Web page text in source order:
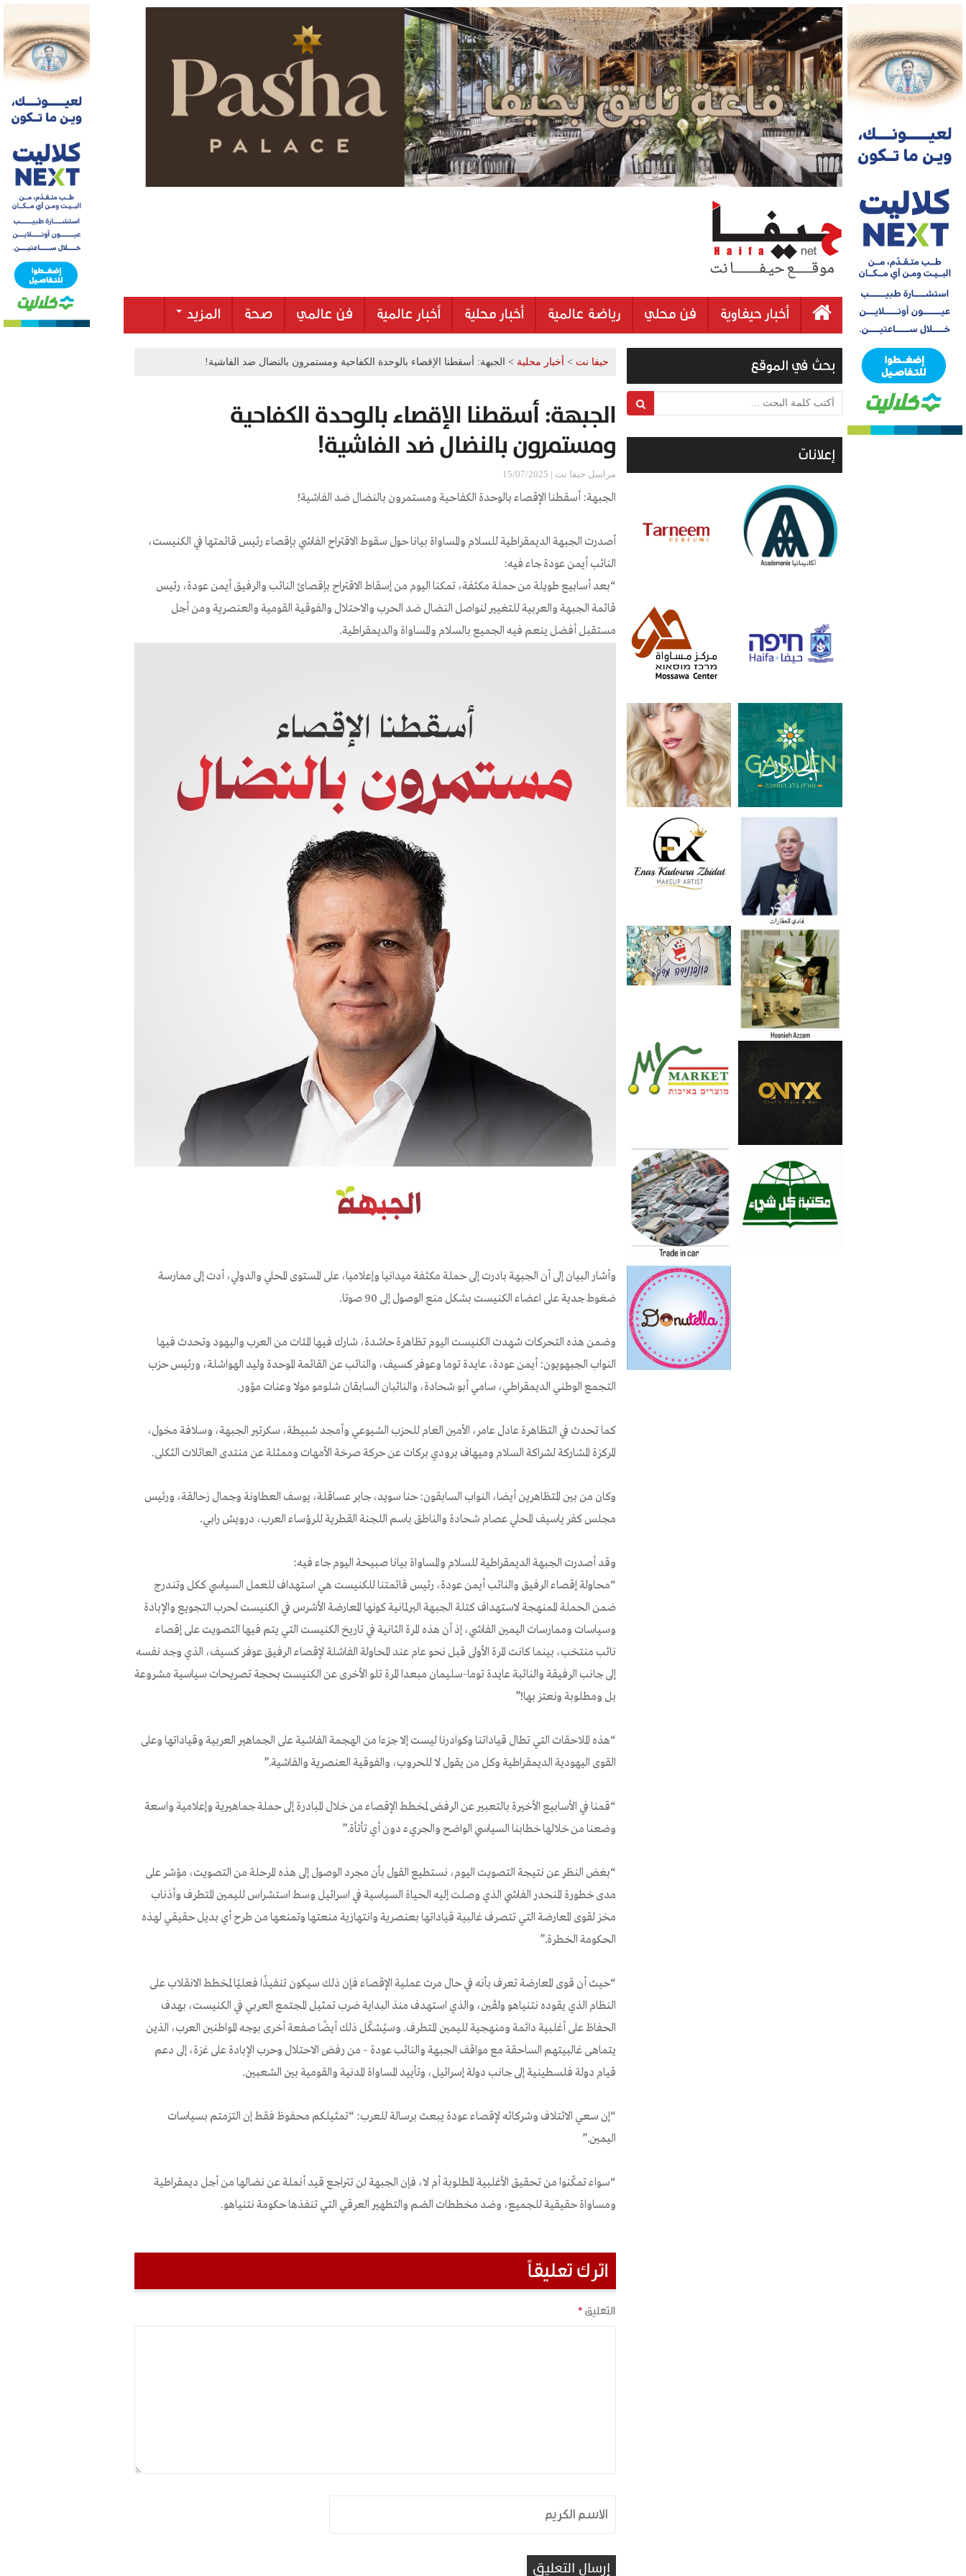
أخبار حيفاوية فن محلي رياضة عالمية أخبار محلية أخبار عالمية فن عالمي صحة المزيد
حيفا نت > أخبار محلية > الجبهة: أسقطنا الإقصاء بالوحدة الكفاحية ومستمرون بالنضال ضد الفاشية!
الجبهة: أسقطنا الإقصاء بالوحدة الكفاحية
ومستمرون بالنضال ضد الفاشية!
مراسل حيفا نت | 15/07/2025
الجبهة: أسقطنا الإقصاء بالوحدة الكفاحية ومستمرون بالنضال ضد الفاشية!
أصدرت الجبهة الديمقراطية للسلام والمساواة بيانا حول سقوط الاقتراح الفاشي بإقصاء رئيس قائمتها في الكنيست،
النائب أيمن عودة جاء فيه:
“بعد أسابيع طويلة من حملة مكثفة، تمكنا اليوم من إسقاط الاقتراح بإقصائ النائب والرفيق أيمن عودة، رئيس
قائمة الجبهة والعربية للتغيير لنواصل النضال ضد الحرب والاحتلال والفوقية القومية والعنصرية ومن أجل
مستقبل أفضل ينعم فيه الجميع بالسلام والمساواة والديمقراطية.
وأشار البيان إلى أن الجبهة بادرت إلى حملة مكثفة ميدانيا وإعلاميا، على المستوى المحلي والدولي، أدت إلى ممارسة
ضغوط جدية على اعضاء الكنيست بشكل منع الوصول إلى 90 صوتا.
وضمن هذه التحركات شهدت الكنيست اليوم تظاهرة حاشدة، شارك فيها المئات من العرب واليهود وتحدث فيها
النواب الجبهويون: أيمن عودة، عايدة توما وعوفر كسيف، والنائب عن القائمة الموحدة وليد الهواشلة، ورئيس حزب
التجمع الوطني الديمقراطي، سامي أبو شحادة، والنائبان السابقان شلومو مولا وعنات مؤور.
كما تحدث في التظاهرة عادل عامر، الأمين العام للحزب الشيوعي وأمجد شبيطة، سكرتير الجبهة، وسلافة مخول،
المركزة المشاركة لشراكة السلام وميهاف برودي بركات عن حركة صرخة الأمهات وممثلة عن منتدى العائلات الثكلى.
وكان من بين المتظاهرين أيضا، النواب السابقون: حنا سويد، جابر عساقلة، يوسف العطاونة وجمال زحالقة، ورئيس
مجلس كفر ياسيف المحلي عصام شحادة والناطق باسم اللجنة القطرية للرؤساء العرب، درويش رابي.
وقد أصدرت الجبهة الديمقراطية للسلام والمساواة بيانا صبيحة اليوم جاء فيه:
“محاولة إقصاء الرفيق والنائب أيمن عودة، رئيس قائمتنا للكنيست هي استهداف للعمل السياسي ككل وتندرج
ضمن الحملة الممنهجة لاستهداف كتلة الجبهة البرلمانية كونها المعارضة الأشرس في الكنيست لحرب التجويع والإبادة
وسياسات وممارسات اليمين الفاشي، إذ أن هذه المرة الثانية في تاريخ الكنيست التي يتم فيها التصويت على إقصاء
نائب منتخب، بينما كانت المرة الأولى قبل نحو عام عند المحاولة الفاشلة لإقصاء الرفيق عوفر كسيف، الذي وجد نفسه
إلى جانب الرفيقة والنائبة عايدة توما-سليمان مبعدا المرة تلو الأخرى عن الكنيست بحجة تصريحات سياسية مشروعة
بل ومطلوبة ونعتز بها!”
“هذه الملاحقات التي تطال قياداتنا وكوادرنا ليست إلا جزءا من الهجمة الفاشية على الجماهير العربية وقياداتها وعلى
القوى اليهودية الديمقراطية وكل من يقول لا للحروب، والفوقية العنصرية والفاشية.”
“قمنا في الأسابيع الأخيرة بالتعبير عن الرفض لمخطط الإقصاء من خلال المبادرة إلى حملة جماهيرية وإعلامية واسعة
وضعنا من خلالها خطابنا السياسي الواضح والجريء دون أي تأتأة.”
“بغض النظر عن نتيجة التصويت اليوم، نستطيع القول بأن مجرد الوصول إلى هذه المرحلة من التصويت، مؤشر على
مدى خطورة المنحدر الفاشي الذي وصلت إليه الحياة السياسية في اسرائيل وسط استشراس لليمين المتطرف وأذناب
مخز لقوى المعارضة التي تتصرف غالبية قياداتها بعنصرية وانتهازية منعتها وتمنعها من طرح أي بديل حقيقي لهذه
الحكومة الخطرة.”
“حيث أن قوى المعارضة تعرف بأنه في حال مرت عملية الإقصاء فإن ذلك سيكون تنفيذًا فعليًا لمخطط الانقلاب على
النظام الذي يقوده نتنياهو ولڤين، والذي استهدف منذ البداية ضرب تمثيل المجتمع العربي في الكنيست، بهدف
الحفاظ على أغلبية دائمة ومنهجية لليمين المتطرف. وسيُشكّل ذلك أيضًا صفعة أخرى بوجه المواطنين العرب، الذين
يتماهى غالبيتهم الساحقة مع مواقف الجبهة والنائب عودة – من رفض الاحتلال وحرب الإبادة على غزة، إلى دعم
قيام دولة فلسطينية إلى جانب دولة إسرائيل، وتأييد المساواة المدنية والقومية بين الشعبين.
“إن سعي الائتلاف وشركائه لإقصاء عودة يبعث برسالة للعرب: “تمثيلكم محفوظ فقط إن التزمتم بسياسات
اليمين.”
“سواء تمكّنوا من تحقيق الأغلبية المطلوبة أم لا، فإن الجبهة لن تتراجع قيد أنملة عن نضالها من أجل ديمقراطية
ومساواة حقيقية للجميع، وضد مخططات الضم والتطهير العرقي التي تنفذها حكومة نتنياهو.
اترك تعليقاً
التعليق*
بحث في الموقع
أكتب كلمة البحث ...
إعلانات